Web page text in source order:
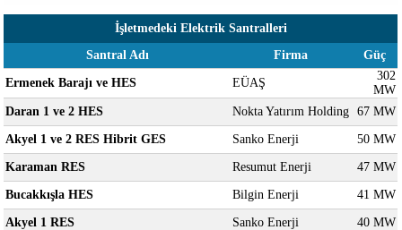
İşletmedeki Elektrik Santralleri
Santral Adı
Firma Güç
Ermenek Barajı ve HES EÜAŞ
302
MW
Daran 1 ve 2 HES
Nokta Yatırım Holding 67 MW
Akyel 1 ve 2 RES Hibrit GES Sanko Enerji 50 MW
Karaman RES Resumut Enerji 47 MW
Bucakkışla HES Bilgin Enerji 41 MW
Akyel 1 RES Sanko Enerji 40 MW